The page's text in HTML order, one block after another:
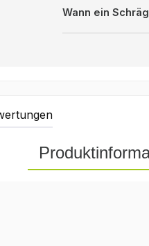
Wann ein